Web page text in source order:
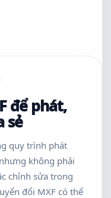
để phát,
sẻ
quy trình phát
không phải
chỉnh sửa trong
đổi MXF có thể